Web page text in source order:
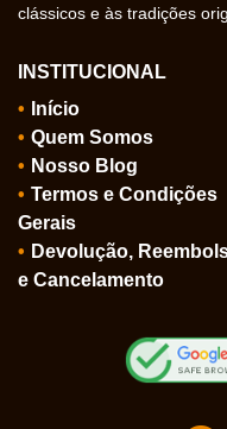
clássicos e às tradições
INSTITUCIONAL
Início
Quem Somos
Nosso Blog
Termos e Condições
Gerais
Devolução,
e Cancelamento